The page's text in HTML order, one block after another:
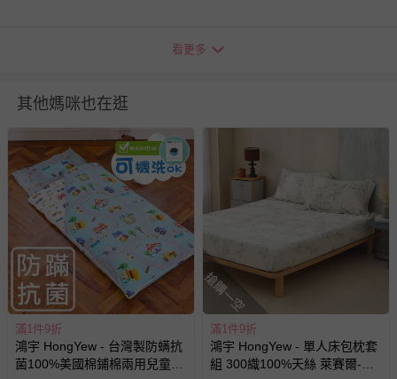
瑕疵退換貨所產生的運費，將由媽咪愛負責處理，若非瑕疵
並點選『我要退貨』即可進行申請。若有相關退貨問題，請
至媽咪愛LINE@客服ID: @mamilove
與服務，謝謝。
針對滿件折/滿額贈…等活動，如因部份退貨，而該訂單保
留商品未達活動門檻，將以原價計算，活動贈品亦需一併退
回。
部分商品依據消費者保護法的規定，不適用七天鑑賞期/猶
豫期範圍：
易於腐敗、保存期限較短或解約時即將逾期（例如生鮮
商品、食品等）。
客製化商品（例如客製生日書、姓名貼等）。
報紙、期刊或雜誌（惟書籍如經拆封、使用，則酌收整
看更多
其他媽咪也在逛
滿1件9折
鴻宇 HongYew - 台灣製防螨抗
菌100%美國棉鋪棉兩用兒童睡
搶購一空
滿1件9折
鴻宇 HongYew - 單人床包枕套
組 300織100%天絲 萊賽爾-朱